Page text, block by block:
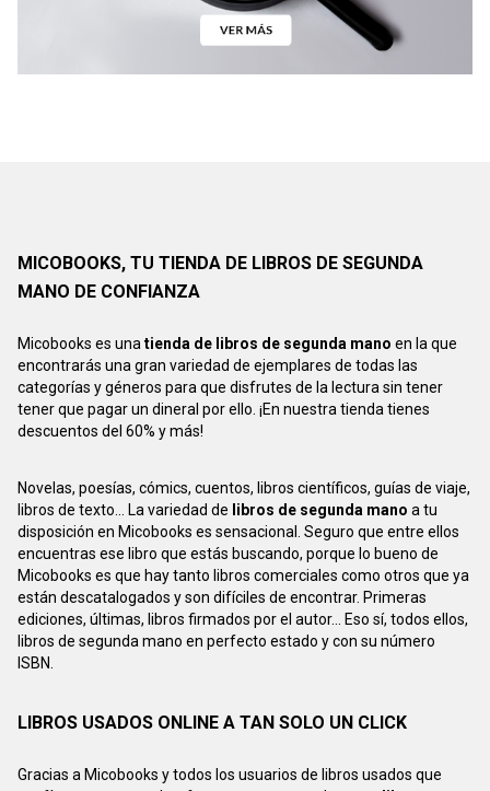
MICOBOOKS, TU TIENDA DE LIBROS DE SEGUNDA
MANO DE CONFIANZA
Micobooks es unatienda de libros de segunda mano en la que
encontrarás una gran variedad de ejemplares de todas las
categorías y géneros para que disfrutes de la lectura sin tener
tener que pagar un dineral por ello. ¡En nuestra tienda tienes
descuentos del 60% y más!
Novelas, poesías, cómics, cuentos, libros científicos, guías de viaje,
libros de texto... La variedad de libros de segunda mano a tu
disposición en Micobooks es sensacional. Seguro que entre ellos
encuentras ese libro que estás buscando, porque lo bueno de
Micobooks es que hay tanto libros comerciales como otros que ya
están descatalogados y son difíciles de encontrar. Primeras
ediciones, últimas, libros firmados por el autor... Eso sí, todos ellos,
libros de segunda mano en perfecto estado y con su número
ISBN.
LIBROS USADOS ONLINE A TAN SOLO UN CLICK
Gracias a Micobooks y todos los usuarios de libros usados que